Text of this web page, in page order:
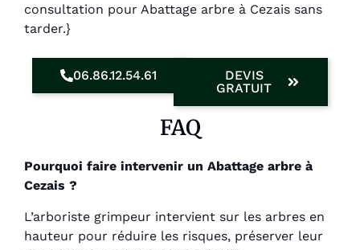
consultation pour Abattage arbre à Cezais sans
tarder.}
06.86.12.54.61
DEVIS
GRATUIT
FAQ
Pourquoi faire intervenir un Abattage arbre à
Cezais ?
L’arboriste grimpeur intervient sur les arbres en
hauteur pour réduire les risques, préserver leur